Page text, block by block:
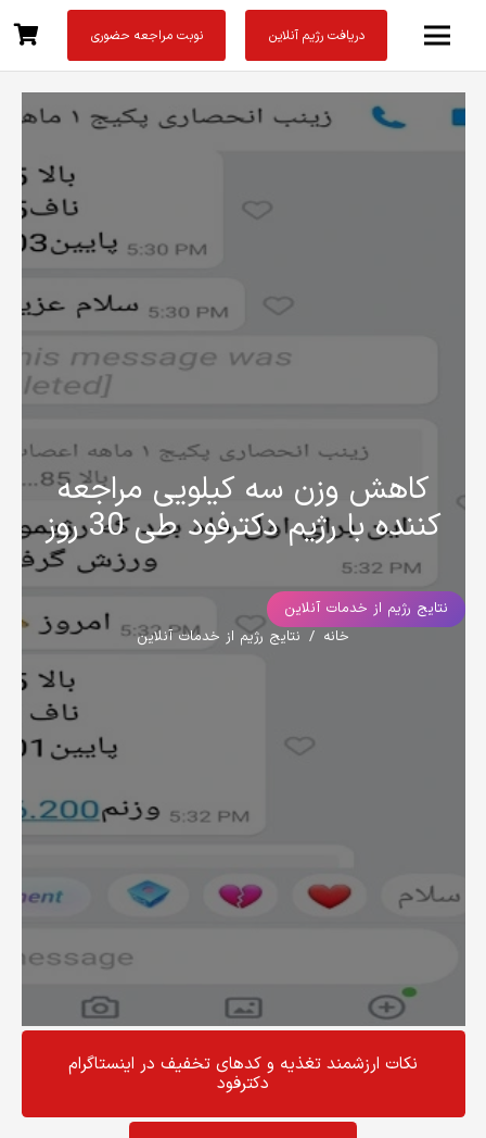
دریافت رژیم آنلاین نوبت مراجعه حضوری
کاهش وزن سه کیلویی مراجعه
کننده با رژیم دکترفود طی 30 روز
نتایج رژیم از خدمات آنلاین
خانه / نتایج رژیم از خدمات آنلاین
نکات ارزشمند تغذیه و کد‌های تخفیف در اینستاگرام
دکترفود